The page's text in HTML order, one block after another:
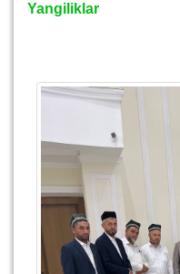
Yangiliklar